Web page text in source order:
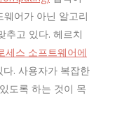
웨어가 아닌 알고리
추고 있다. 헤르치
세스 소프트웨어에
다. 사용자가 복잡한
도록 하는 것이 목